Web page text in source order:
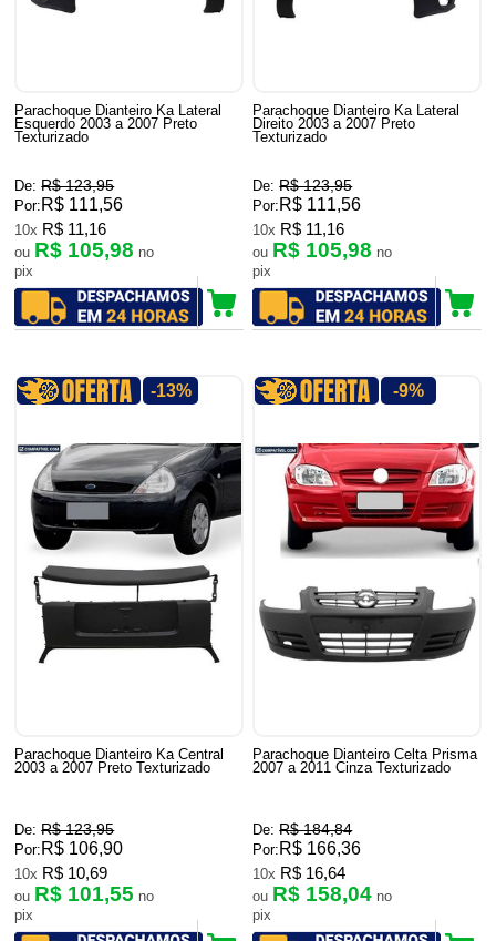
Parachoque Dianteiro Ka Lateral
Esquerdo 2003 a 2007 Preto
Texturizado
De: R$ 123,95
Por: R$ 111,56
10x R$ 11,16
ou R$ 105,98 no
pix
Parachoque Dianteiro Ka Lateral
Direito 2003 a 2007 Preto
Texturizado
De: R$ 123,95
Por: R$ 111,56
10x R$ 11,16
ou R$ 105,98 no
pix
-13%
Parachoque Dianteiro Ka Central
2003 a 2007 Preto Texturizado
De: R$ 123,95
Por: R$ 106,90
10x R$ 10,69
ou R$ 101,55 no
pix
-9%
Parachoque Dianteiro Celta Prisma
2007 a 2011 Cinza Texturizado
De: R$ 184,84
Por: R$ 166,36
10x R$ 16,64
ou R$ 158,04 no
pix